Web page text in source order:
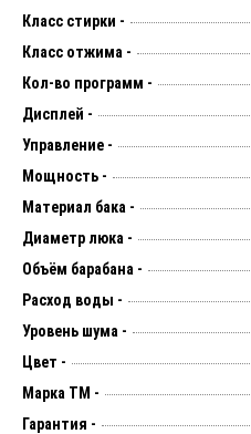
Класс стирки -
Класс отжима -
Кол-во программ -
Дисплей -
Управление -
Мощность -
Материал бака -
Диаметр люка -
Объём барабана -
Расход воды -
Уровень шума -
Цвет -
Марка ТМ -
Гарантия -